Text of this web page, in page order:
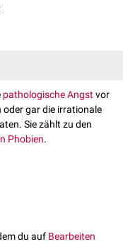
pathologischeAngstvor
gar die irrationale
Sie zählt zu den
Phobien.
du auf Bearbeiten